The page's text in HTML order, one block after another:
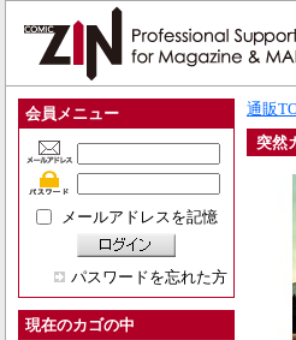
会員メニュー
メールアドレスを記憶
パスワードを忘れた方
現在のカゴの中
通販
突然